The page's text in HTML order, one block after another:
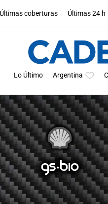
Últimas coberturas Últimas 24 h
Lo Último Argentina